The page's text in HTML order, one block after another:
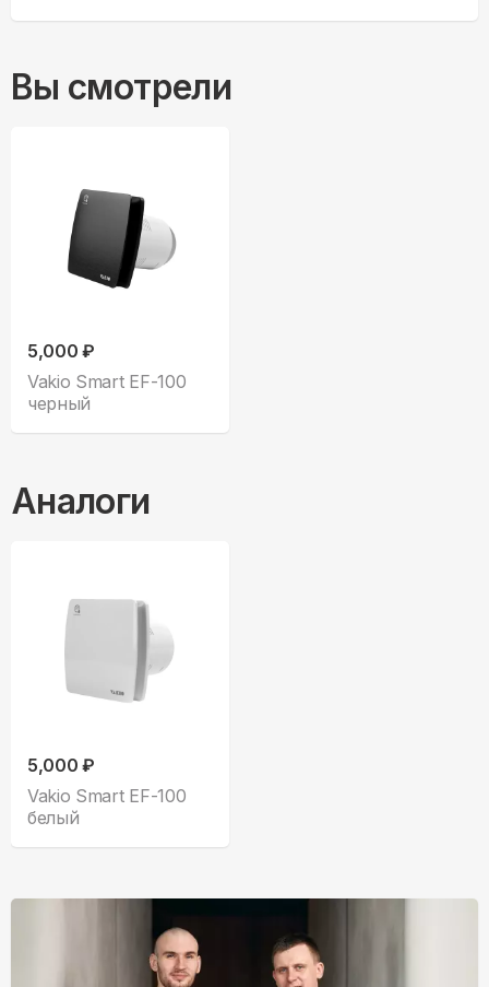
Вы смотрели
5,000 ₽
Vakio Smart EF-100
черный
Аналоги
5,000 ₽
Vakio Smart EF-100
белый